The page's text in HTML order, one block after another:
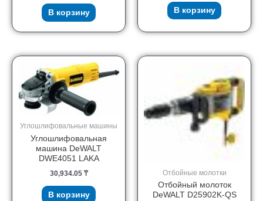
В корзину В корзину
Углошлифовальные машины
Углошлифовальная
машина DeWALT
DWE4051 LAKA
30,934.05 ₸
В корзину
Отбойные молотки
Отбойный молоток
DeWALT D25902K-QS